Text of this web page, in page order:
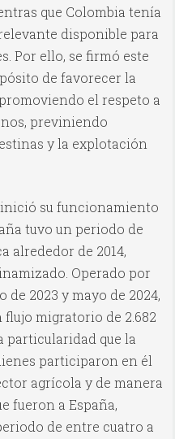
que Colombia tenía
disponible para
Por ello, se firmó este
de favorecer la
el respeto a
previniendo
y la explotación
su funcionamiento
tuvo un periodo de
alrededor de 2014,
Operado por
de 2023 y mayo de 2024,
migratorio de 2.682
particularidad que la
participaron en él
agrícola y de manera
fueron a España,
de entre cuatro a